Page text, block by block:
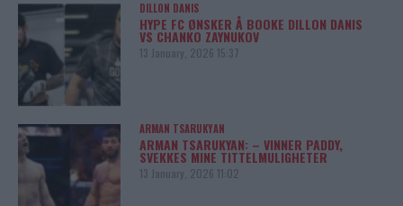
DILLON DANIS
HYPE FC ØNSKER Å BOOKE DILLON DANIS
VS CHANKO ZAYNUKOV
13 January, 2026 15:37
ARMAN TSARUKYAN
ARMAN TSARUKYAN: – VINNER PADDY,
SVEKKES MINE TITTELMULIGHETER
13 January, 2026 11:02